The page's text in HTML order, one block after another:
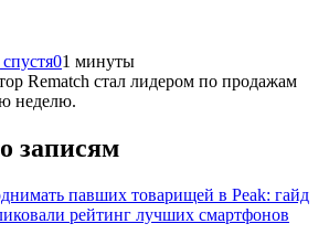
01 минуты
Rematch стал лидером по продажам
неделю.
записям
павших товарищей в Peak: гайд
рейтинг лучших смартфонов